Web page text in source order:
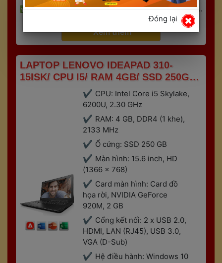
Hỗ trợ nâng cấp
Đồ họa - Văn phòng - Kỹ thuật -
Xem thêm
LAPTOP LENOVO IDEAPAD 310-
15ISK/ CPU I5/ RAM 4GB/ SSD 250GB/
CPU: Intel Core i5 Skylake,
6200U, 2.30 GHz
RAM: 4 GB, DDR4 (1 khe),
2133 MHz
Ổ cứng: SSD 250 GB
Màn hình: 15.6 inch, HD
(1366 x 768)
Card màn hình: Card đồ
họa rời, NVIDIA GeForce
920M, 2 GB
Cổng kết nối: 2 x USB 2.0,
HDMI, LAN (RJ45), USB 3.0,
VGA (D-Sub)
Hệ điều hành: Windows 10
Đóng lại